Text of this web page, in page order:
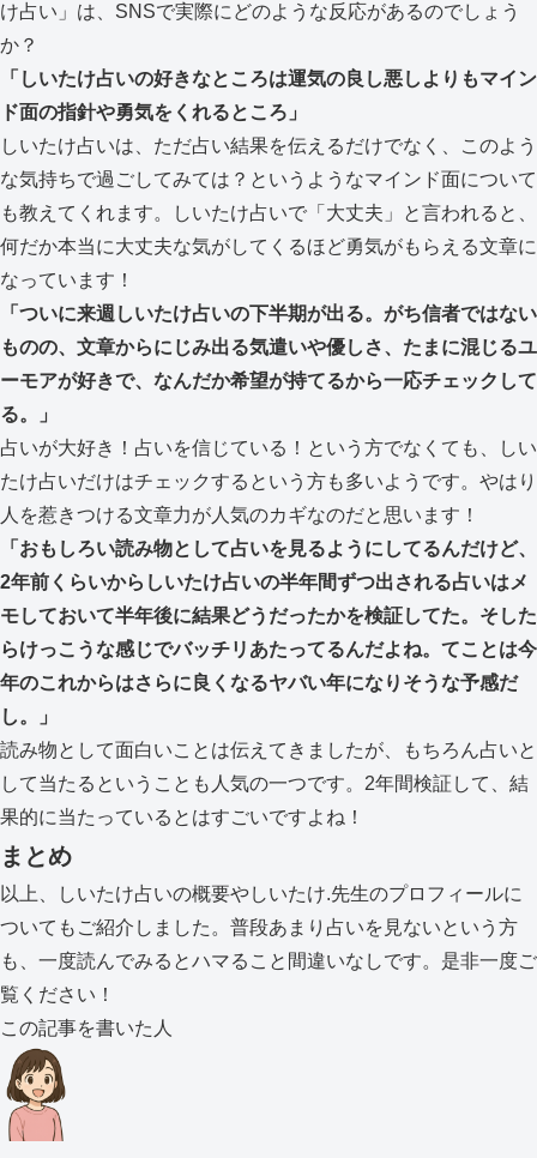
け占い」は、SNSで実際にどのような反応があるのでしょう
か？
「しいたけ占いの好きなところは運気の良し悪しよりもマイン
ド面の指針や勇気をくれるところ」
しいたけ占いは、ただ占い結果を伝えるだけでなく、このよう
な気持ちで過ごしてみては？というようなマインド面について
も教えてくれます。しいたけ占いで「大丈夫」と言われると、
何だか本当に大丈夫な気がしてくるほど勇気がもらえる文章に
なっています！
「ついに来週しいたけ占いの下半期が出る。がち信者ではない
ものの、文章からにじみ出る気遣いや優しさ、たまに混じるユ
ーモアが好きで、なんだか希望が持てるから一応チェックして
る。」
占いが大好き！占いを信じている！という方でなくても、しい
たけ占いだけはチェックするという方も多いようです。やはり
人を惹きつける文章力が人気のカギなのだと思います！
「おもしろい読み物として占いを見るようにしてるんだけど、
2年前くらいからしいたけ占いの半年間ずつ出される占いはメ
モしておいて半年後に結果どうだったかを検証してた。そした
らけっこうな感じでバッチリあたってるんだよね。てことは今
年のこれからはさらに良くなるヤバい年になりそうな予感だ
し。」
読み物として面白いことは伝えてきましたが、もちろん占いと
して当たるということも人気の一つです。2年間検証して、結
果的に当たっているとはすごいですよね！
まとめ
以上、しいたけ占いの概要やしいたけ.先生のプロフィールに
ついてもご紹介しました。普段あまり占いを見ないという方
も、一度読んでみるとハマること間違いなしです。是非一度ご
覧ください！
この記事を書いた人